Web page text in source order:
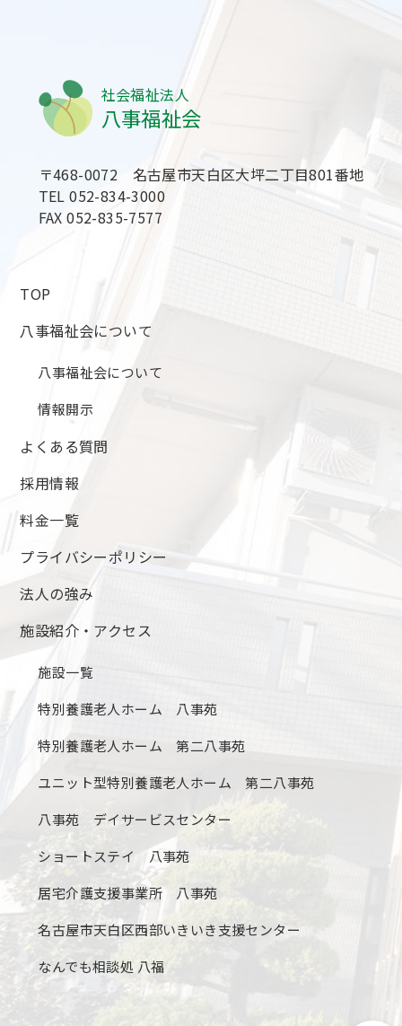
社会福祉法人
八事福祉会
〒468-0072 名古屋市天白区大坪二丁目801番地
TEL 052-834-3000
FAX 052-835-7577
TOP
八事福祉会について
八事福祉会について
情報開示
よくある質問
採用情報
料金一覧
プライバシーポリシー
法人の強み
施設紹介・アクセス
施設一覧
特別養護老人ホーム 八事苑
特別養護老人ホーム 第二八事苑
ユニット型特別養護老人ホーム 第二八事苑
八事苑 デイサービスセンター
ショートステイ 八事苑
居宅介護支援事業所 八事苑
名古屋市天白区西部いきいき支援センター
なんでも相談処 八福